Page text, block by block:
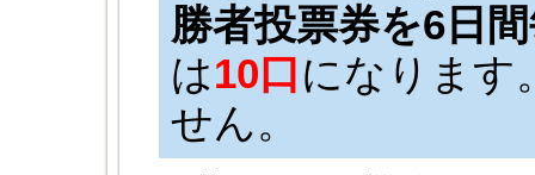
勝者投票券を6日
は10口になりま
せん。